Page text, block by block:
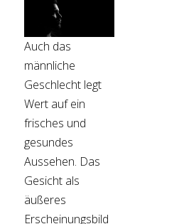
Auch das
männliche
Geschlecht legt
Wert auf ein
frisches und
gesundes
Aussehen. Das
Gesicht als
äußeres
Erscheinungsbild